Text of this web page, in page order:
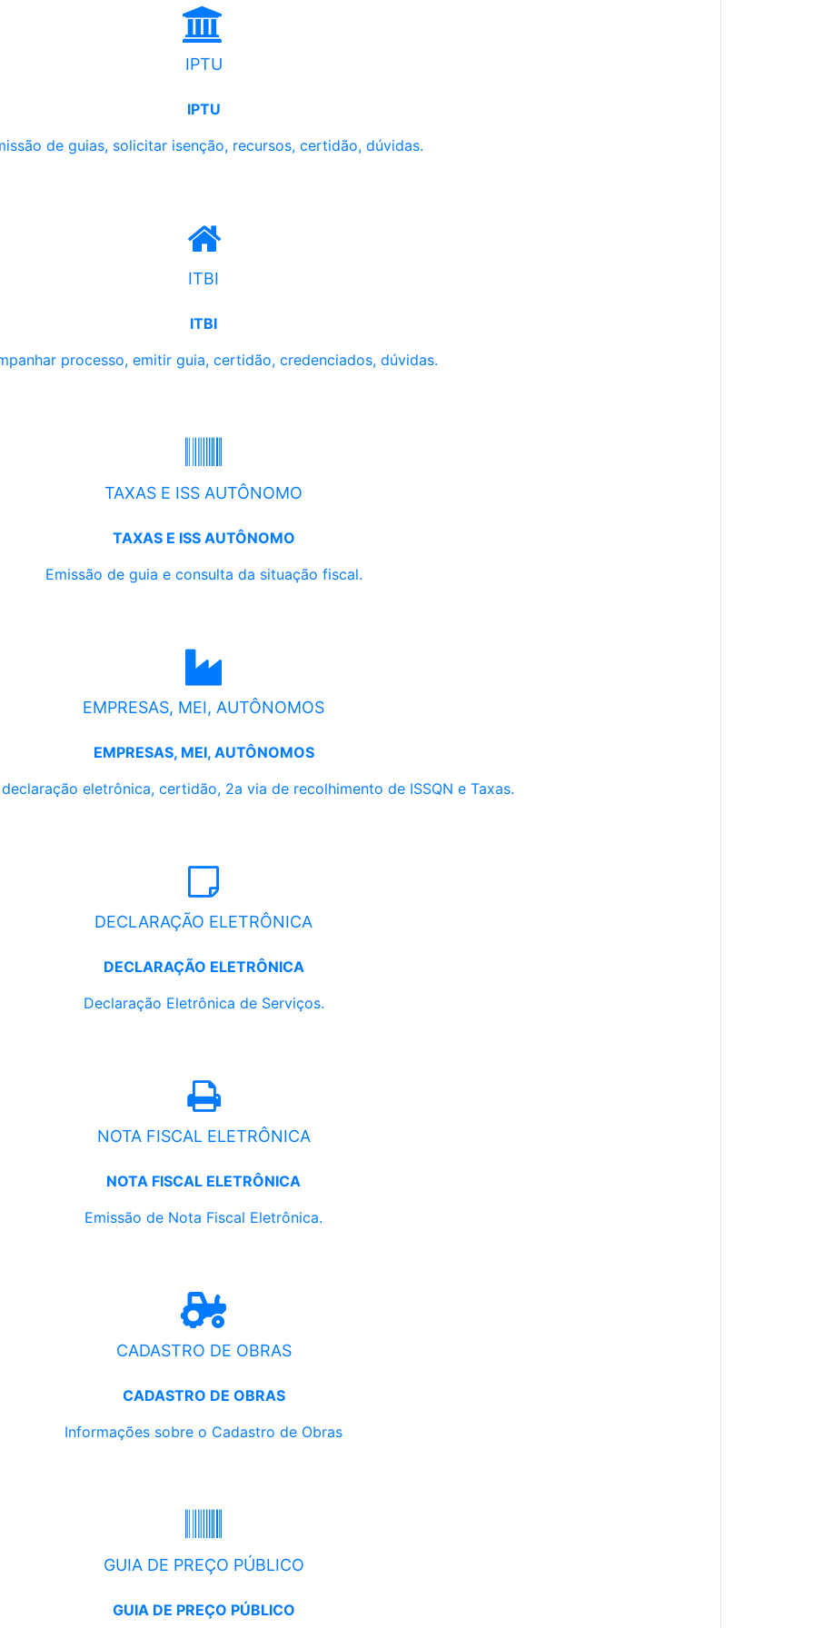
IPTU
IPTU
de guias, solicitar isenção, recursos, certidão, dúvidas.
ITBI
ITBI
processo, emitir guia, certidão, credenciados, dúvidas.
TAXAS E ISS AUTÔNOMO
TAXAS E ISS AUTÔNOMO
Emissão de guia e consulta da situação fiscal.
EMPRESAS, MEI, AUTÔNOMOS
EMPRESAS, MEI, AUTÔNOMOS
eletrônica, certidão, 2a via de recolhimento de ISSQN e Taxas.
DECLARAÇÃO ELETRÔNICA
DECLARAÇÃO ELETRÔNICA
Declaração Eletrônica de Serviços.
NOTA FISCAL ELETRÔNICA
NOTA FISCAL ELETRÔNICA
Emissão de Nota Fiscal Eletrônica.
CADASTRO DE OBRAS
CADASTRO DE OBRAS
Informações sobre o Cadastro de Obras
GUIA DE PREÇO PÚBLICO
GUIA DE PREÇO PÚBLICO